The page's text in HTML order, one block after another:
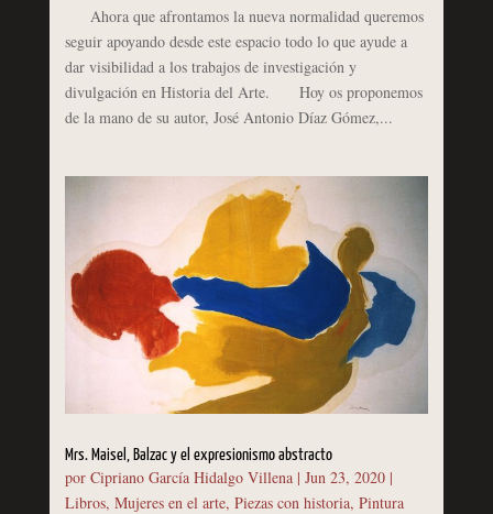
Ahora que afrontamos la nueva normalidad queremos
seguir apoyando desde este espacio todo lo que ayude a
dar visibilidad a los trabajos de investigación y
divulgación en Historia del Arte. Hoy os proponemos
de la mano de su autor, José Antonio Díaz Gómez,...
Mrs. Maisel, Balzac y el expresionismo abstracto
por Cipriano García Hidalgo Villena| Jun 23, 2020|
Libros, Mujeres en el arte, Piezas con historia, Pintura